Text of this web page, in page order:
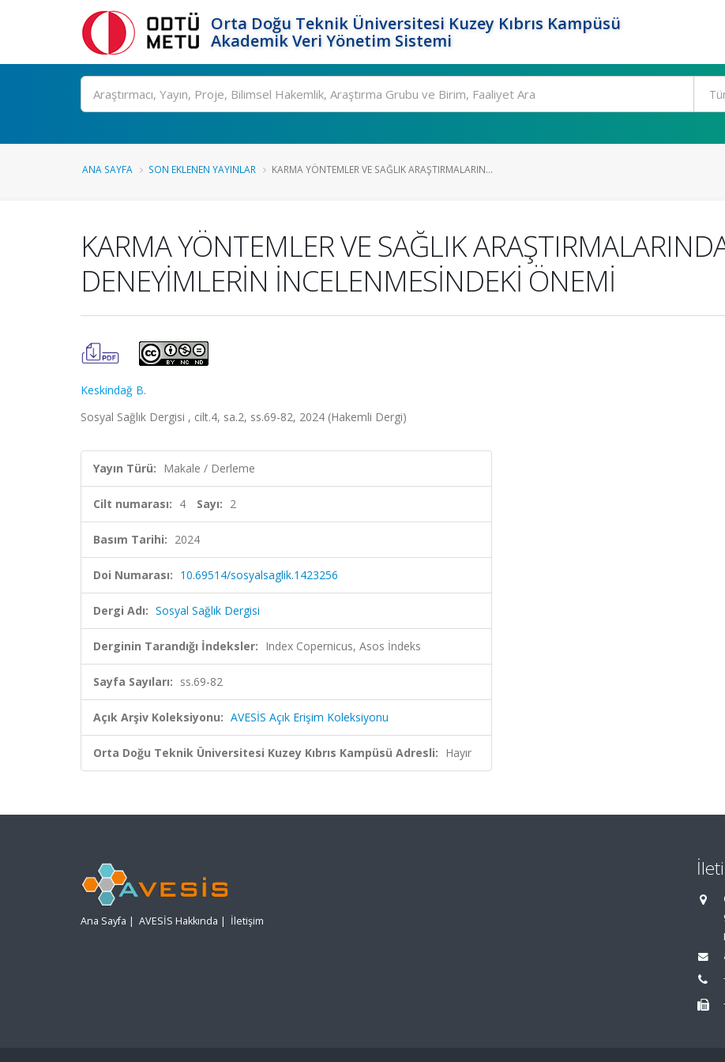
Orta Doğu Teknik Üniversitesi Kuzey Kıbrıs Kampüsü
Akademik Veri Yönetim Sistemi
Ara
ANA SAYFA SON EKLENEN YAYINLAR KARMA YÖNTEMLER VE SAĞLIK ARAŞTIRMALARIN...
KARMA YÖNTEMLER VE SAĞLIK
DENEYİMLERİN İNCELENMESİNDEKİ ÖNEMİ
Keskindağ B.
Sosyal Sağlık Dergisi , cilt.4, sa.2, ss.69-82, 2024 (Hakemli Dergi)
Yayın Türü: Makale / Derleme
Cilt numarası: 4 Sayı: 2
Basım Tarihi: 2024
Doi Numarası: 10.69514/sosyalsaglik.1423256
Dergi Adı: Sosyal Sağlık Dergisi
Derginin Tarandığı İndeksler: Index Copernicus, Asos İndeks
Sayfa Sayıları: ss.69-82
Açık Arşiv Koleksiyonu: AVESİS Açık Erişim Koleksiyonu
Orta Doğu Teknik Üniversitesi Kuzey Kıbrıs Kampüsü Adresli: Hayır
Ana Sayfa | AVESİS Hakkında | İletişim